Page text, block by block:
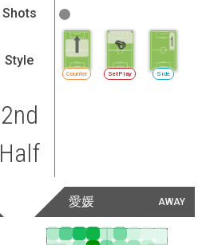
Shots
Style
Counter SetPlay Side
2nd
Half
AWAY
愛媛